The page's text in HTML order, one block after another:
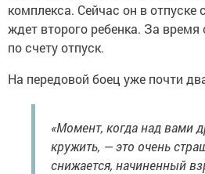
комплекса. Сейчас он в отпуске
ждет второго ребенка. За время
по счету отпуск.
На передовой боец уже почти
«Момент, когда над вами
кружить, — это очень
снижается, начиненный